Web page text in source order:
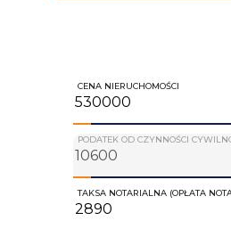
CENA NIERUCHOMOŚCI
PODATEK OD CZYNNOŚCI
TAKSA NOTARIALNA (OPŁATA